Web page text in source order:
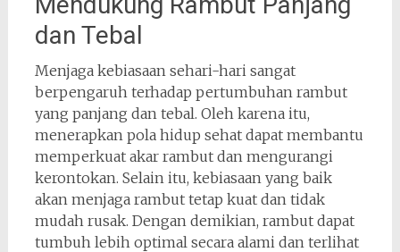
dan Tebal
Menjaga kebiasaan sehari-hari sangat
berpengaruh terhadap pertumbuhan rambut
yang panjang dan tebal. Oleh karena itu,
menerapkan pola hidup sehat dapat membantu
memperkuat akar rambut dan mengurangi
kerontokan. Selain itu, kebiasaan yang baik
akan menjaga rambut tetap kuat dan tidak
mudah rusak. Dengan demikian, rambut dapat
tumbuh lebih optimal secara alami dan terlihat